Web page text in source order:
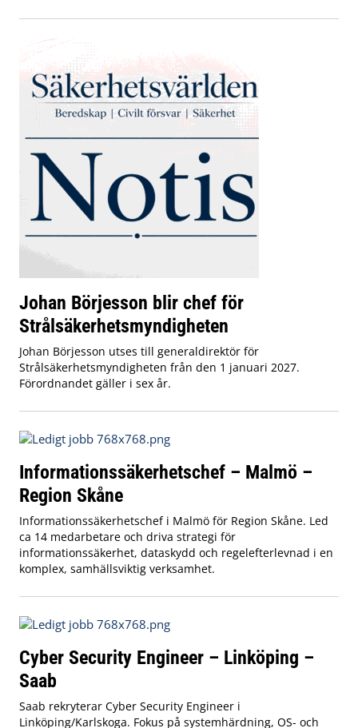
Johan Börjesson blir chef för
Strålsäkerhetsmyndigheten
Johan Börjesson utses till generaldirektör för
Strålsäkerhetsmyndigheten från den 1 januari 2027.
Förordnandet gäller i sex år.
Informationssäkerhetschef – Malmö –
Region Skåne
Informationssäkerhetschef i Malmö för Region Skåne. Led
ca 14 medarbetare och driva strategi för
informationssäkerhet, dataskydd och regelefterlevnad i en
komplex, samhällsviktig verksamhet.
Cyber Security Engineer – Linköping –
Saab
Saab rekryterar Cyber Security Engineer i
Linköping/Karlskoga. Fokus på systemhärdning, OS- och